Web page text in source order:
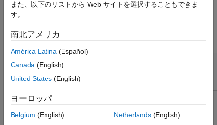
Simulink Copilot
物理モデリング
イベントベース モデリング
ト
ワークフロー
並列計算
レポートとデータベース アクセス
システムズ エンジニアリング
コード生成
す。 MATLAB ®Coder™と GPU Coder™ を使用して、ハードウ
ェア上にソリューションを展開します。
信号処理 向け製品
Signal Processing Toolbox
信号処理と解析の実行
DSP System Toolbox
ストリーミング信号処理システムの設計およびシミュレーシ
また、以下のリストから Web サイトを選択することもできま
す。
南北アメリカ
América Latina (Español)
Canada (English)
United States (English)
ヨーロッパ
Belgium (English)
Netherlands(English)